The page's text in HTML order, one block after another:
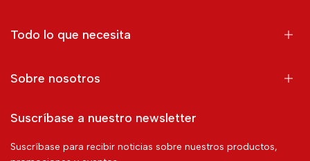
Todo lo que necesita
Sobre nosotros
Suscríbase a nuestro newsletter
Suscríbase para recibir noticias sobre nuestros productos,